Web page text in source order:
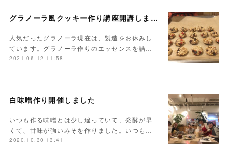
グラノーラ風クッキー作り講座開講しました
人気だったグラノーラ現在は、製造をお休みし
ています。グラノーラ作りのエッセンスを詰…
2021.06.12 11:58
白味噌作り開催しました
いつも作る味噌とは少し違っていて、発酵が早
くて、甘味が強いみそを作りました。いつも…
2020.10.30 13:41